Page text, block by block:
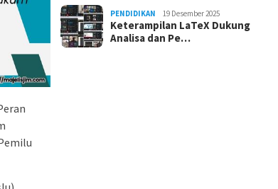
PENDIDIKAN 19 Desember 2025
Keterampilan LaTeX Dukung
Analisa dan Pe…